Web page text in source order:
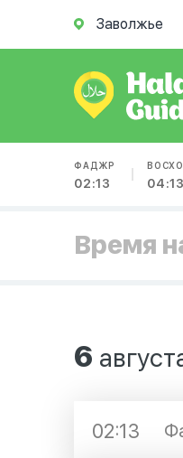
Заволжье
ФАДЖР
02:13 04:13
Время
6
02:13